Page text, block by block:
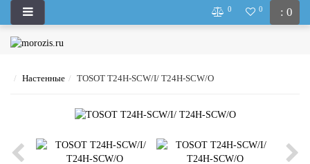
: 0
0 0
Настенные TOSOT T24H-SCW/I/ T24H-SCW/O